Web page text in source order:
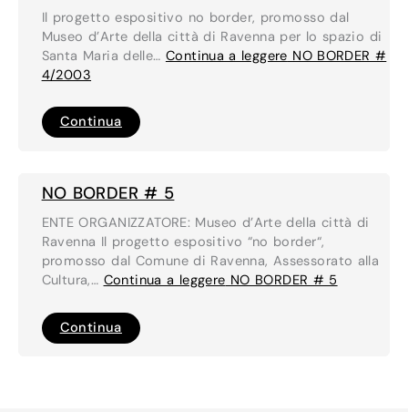
Il progetto espositivo no border, promosso dal
Museo d’Arte della città di Ravenna per lo spazio di
Santa Maria delle… Continua a leggere NO BORDER #
4/2003
NO
BORDER
Continua
NO BORDER # 5
ENTE ORGANIZZATORE: Museo d’Arte della città di
Ravenna Il progetto espositivo “no border“,
promosso dal Comune di Ravenna, Assessorato alla
Cultura,… Continua a leggere NO BORDER # 5
NO
BORDER
Continua